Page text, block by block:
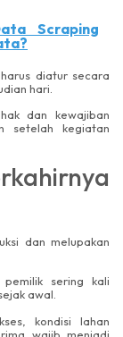
Scraping
diatur secara
hari.
dan kewajiban
setelah kegiatan
dan melupakan
sering kali
awal.
kondisi lahan
wajib menjadi